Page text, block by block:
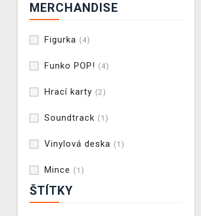
MERCHANDISE
Figurka (4)
Funko POP! (4)
Hrací karty (2)
Soundtrack (1)
Vinylová deska (1)
Mince (1)
ŠTÍTKY